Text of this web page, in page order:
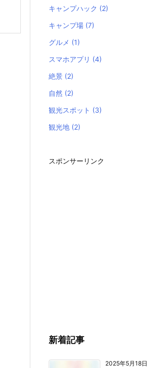
キャンプハック (2)
キャンプ場 (7)
グルメ (1)
スマホアプリ (4)
絶景 (2)
自然 (2)
観光スポット (3)
観光地 (2)
スポンサーリンク
新着記事
2025年5月18日